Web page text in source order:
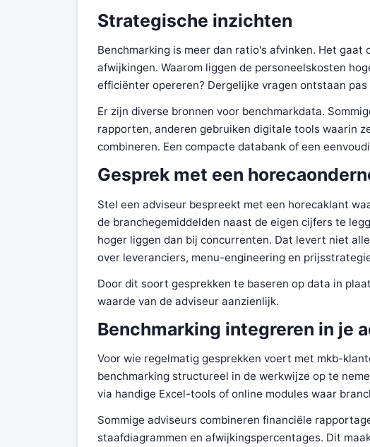
Strategische inzichten
Benchmarking is meer dan ratio's afvinken. Het gaat
afwijkingen. Waarom liggen de personeelskosten
efficiënter opereren? Dergelijke vragen ontstaan
Er zijn diverse bronnen voor benchmarkdata.
rapporten, anderen gebruiken digitale tools waarin
combineren. Een compacte databank of een
Gesprek met een
Stel een adviseur bespreekt met een horecaklant
de branchegemiddelden naast de eigen cijfers te
hoger liggen dan bij concurrenten. Dat levert niet
over leveranciers, menu-engineering en
Door dit soort gesprekken te baseren op data in
waarde van de adviseur aanzienlijk.
Benchmarking integreren in je
Voor wie regelmatig gesprekken voert met mkb-
benchmarking structureel in de werkwijze op te
via handige Excel-tools of online modules waar
Sommige adviseurs combineren financiële
staafdiagrammen en afwijkingspercentages. Dit